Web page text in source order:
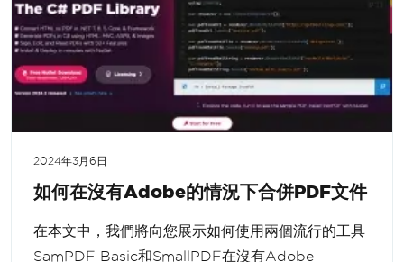
2024年3月6日
如何在沒有Adobe的情況下合併PDF文件
在本文中，我們將向您展示如何使用兩個流行的工具
SamPDF Basic和SmallPDF在沒有Adobe